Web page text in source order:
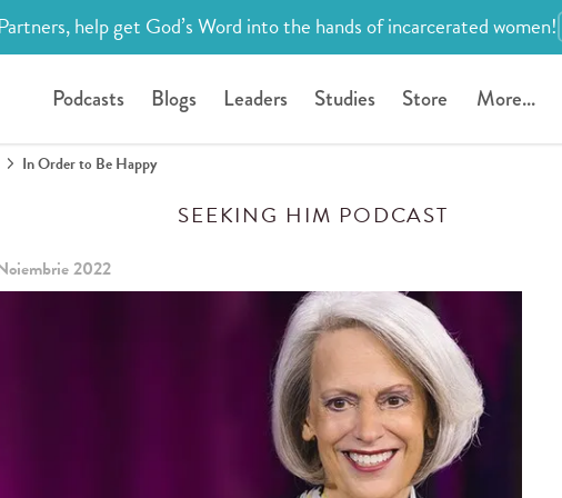
help get God’s Word into the hands of incarcerated women!
Podcasts Blogs Leaders Studies Store More...
In Order to Be Happy
SEEKING HIM PODCAST
2022